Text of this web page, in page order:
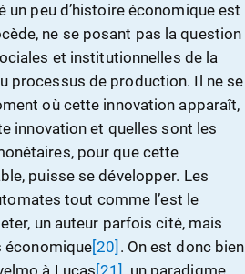
peu d’histoire économique est
ne se posant pas la question
et institutionnelles de la
processus de production. Il ne se
où cette innovation apparaît,
innovation et quelles sont les
pour que cette
puisse se développer. Les
tout comme l’est le
un auteur parfois cité, mais
économique[20] . On est donc bien